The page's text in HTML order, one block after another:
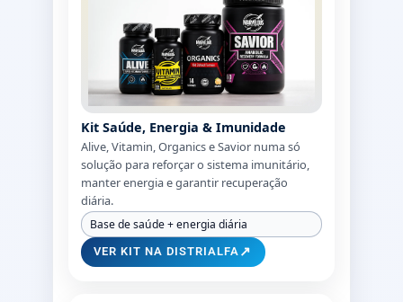
Kit Saúde, Energia & Imunidade
Alive, Vitamin, Organics e Savior numa só
solução para reforçar o sistema imunitário,
manter energia e garantir recuperação
diária.
Base de saúde + energia diária
VER KIT NA DISTRIALFA ↗